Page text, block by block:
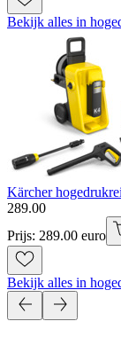
Bekijk alles in
Kärcher
289.00
Prijs: 289.00 euro
Bekijk alles in